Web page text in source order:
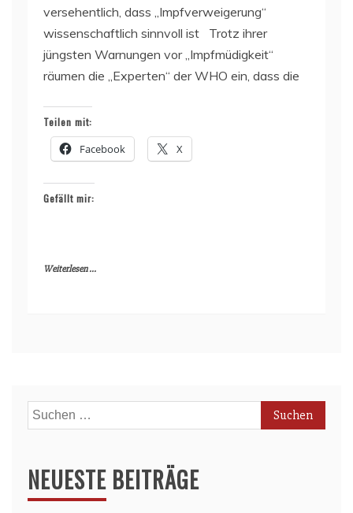
versehentlich, dass „Impfverweigerung“
wissenschaftlich sinnvoll ist Trotz ihrer
jüngsten Warnungen vor „Impfmüdigkeit“
räumen die „Experten“ der WHO ein, dass die
Teilen mit:
Facebook X
Gefällt mir:
Weiterlesen ...
Suchen
nach:
NEUESTE BEITRÄGE